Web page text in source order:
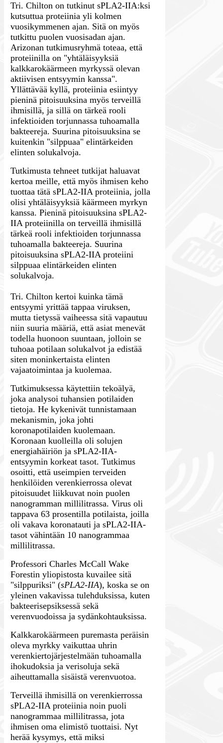
Tri. Chilton on tutkinut sPLA2-IIA:ksi
kutsuttua proteiinia yli kolmen
vuosikymmenen ajan. Sitä on myös
tutkittu puolen vuosisadan ajan.
Arizonan tutkimusryhmä toteaa, että
proteiinilla on "yhtäläisyyksiä
kalkkarokäärmeen myrkyssä olevan
aktiivisen entsyymin kanssa".
Yllättävää kyllä, proteiinia esiintyy
pieninä pitoisuuksina myös terveillä
ihmisillä, ja sillä on tärkeä rooli
infektioiden torjunnassa tuhoamalla
bakteereja. Suurina pitoisuuksina se
kuitenkin "silppuaa" elintärkeiden
elinten solukalvoja.
Tutkimusta tehneet tutkijat haluavat
kertoa meille, että myös ihmisen keho
tuottaa tätä sPLA2-IIA proteiinia, jolla
olisi yhtäläisyyksiä käärmeen myrkyn
kanssa. Pieninä pitoisuuksina sPLA2-
IIA proteiinilla on terveillä ihmisillä
tärkeä rooli infektioiden torjunnassa
tuhoamalla bakteereja. Suurina
pitoisuuksina sPLA2-IIA proteiini
silppuaa elintärkeiden elinten
solukalvoja.
Tri. Chilton kertoi kuinka tämä
entsyymi yrittää tappaa viruksen,
mutta tietyssä vaiheessa sitä vapautuu
niin suuria määriä, että asiat menevät
todella huonoon suuntaan, jolloin se
tuhoaa potilaan solukalvot ja edistää
siten moninkertaista elinten
vajaatoimintaa ja kuolemaa.
Tutkimuksessa käytettiin tekoälyä,
joka analysoi tuhansien potilaiden
tietoja. He kykenivät tunnistamaan
mekanismin, joka johti
koronapotilaiden kuolemaan.
Koronaan kuolleilla oli solujen
energiahäiriön ja sPLA2-IIA-
entsyymin korkeat tasot. Tutkimus
osoitti, että useimpien terveiden
henkilöiden verenkierrossa olevat
pitoisuudet liikkuvat noin puolen
nanogramman millilitrassa. Virus oli
tappava 63 prosentilla potilaista, joilla
oli vakava koronatauti ja sPLA2-IIA-
tasot vähintään 10 nanogrammaa
millilitrassa.
Professori Charles McCall Wake
Forestin yliopistosta kuvailee sitä
"silppuriksi" (sPLA2-IIA), koska se on
yleinen vakavissa tulehduksissa, kuten
bakteerisepsiksessä sekä
verenvuodoissa ja sydänkohtauksissa.
Kalkkarokäärmeen puremasta peräisin
oleva myrkky vaikuttaa uhrin
verenkiertojärjestelmään tuhoamalla
ihokudoksia ja verisoluja sekä
aiheuttamalla sisäistä verenvuotoa.
Terveillä ihmisillä on verenkierrossa
sPLA2-IIA proteiinia noin puoli
nanogrammaa millilitrassa, jota
ihmisen oma elimistö tuottaisi. Nyt
herää kysymys, että miksi